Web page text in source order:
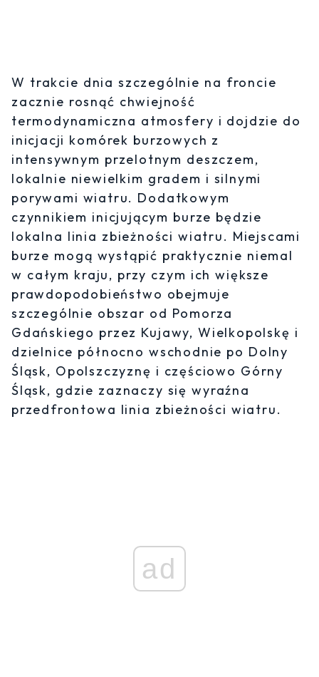
W trakcie dnia szczególnie na froncie
zacznie rosnąć chwiejność
termodynamiczna atmosfery i dojdzie do
inicjacji komórek burzowych z
intensywnym przelotnym deszczem,
lokalnie niewielkim gradem i silnymi
porywami wiatru. Dodatkowym
czynnikiem inicjującym burze będzie
lokalna linia zbieżności wiatru. Miejscami
burze mogą wystąpić praktycznie niemal
w całym kraju, przy czym ich większe
prawdopodobieństwo obejmuje
szczególnie obszar od Pomorza
Gdańskiego przez Kujawy, Wielkopolskę i
dzielnice północno wschodnie po Dolny
Śląsk, Opolszczyznę i częściowo Górny
Śląsk, gdzie zaznaczy się wyraźna
przedfrontowa linia zbieżności wiatru.
ad